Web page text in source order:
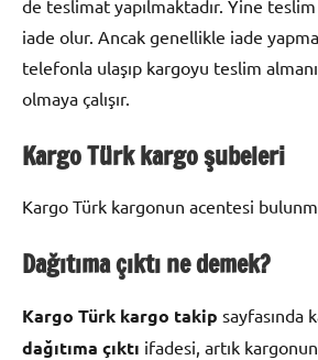
de teslimat yapılmaktadır. Yine
iade olur. Ancak genellikle iade
telefonla ulaşıp kargoyu teslim
olmaya çalışır.
Kargo Türk kargo şubeleri
Kargo Türk kargonun acentesi
Dağıtıma çıktı ne demek?
Kargo Türk kargo takip sayfasında
dağıtıma çıktı ifadesi, artık